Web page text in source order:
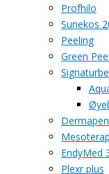
Profhilo
Sunekos
Peeling
Green Peel
EndyMed
Plexr plus